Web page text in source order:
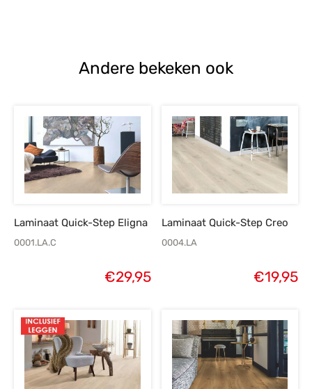
Andere bekeken ook
Laminaat Quick-Step Eligna
0001.LA.C
€29,95
Laminaat Quick-Step Creo
0004.LA
€19,95